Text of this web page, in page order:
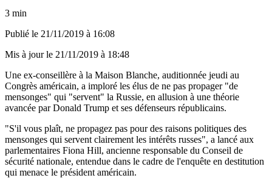
3 min
Publié le 21/11/2019 à 16:08
Mis à jour le 21/11/2019 à 18:48
Une ex-conseillère à la Maison Blanche, auditionnée jeudi au
Congrès américain, a imploré les élus de ne pas propager "de
mensonges" qui "servent" la Russie, en allusion à une théorie
avancée par Donald Trump et ses défenseurs républicains.
"S'il vous plaît, ne propagez pas pour des raisons politiques des
mensonges qui servent clairement les intérêts russes", a lancé aux
parlementaires Fiona Hill, ancienne responsable du Conseil de
sécurité nationale, entendue dans le cadre de l'enquête en destitution
qui menace le président américain.